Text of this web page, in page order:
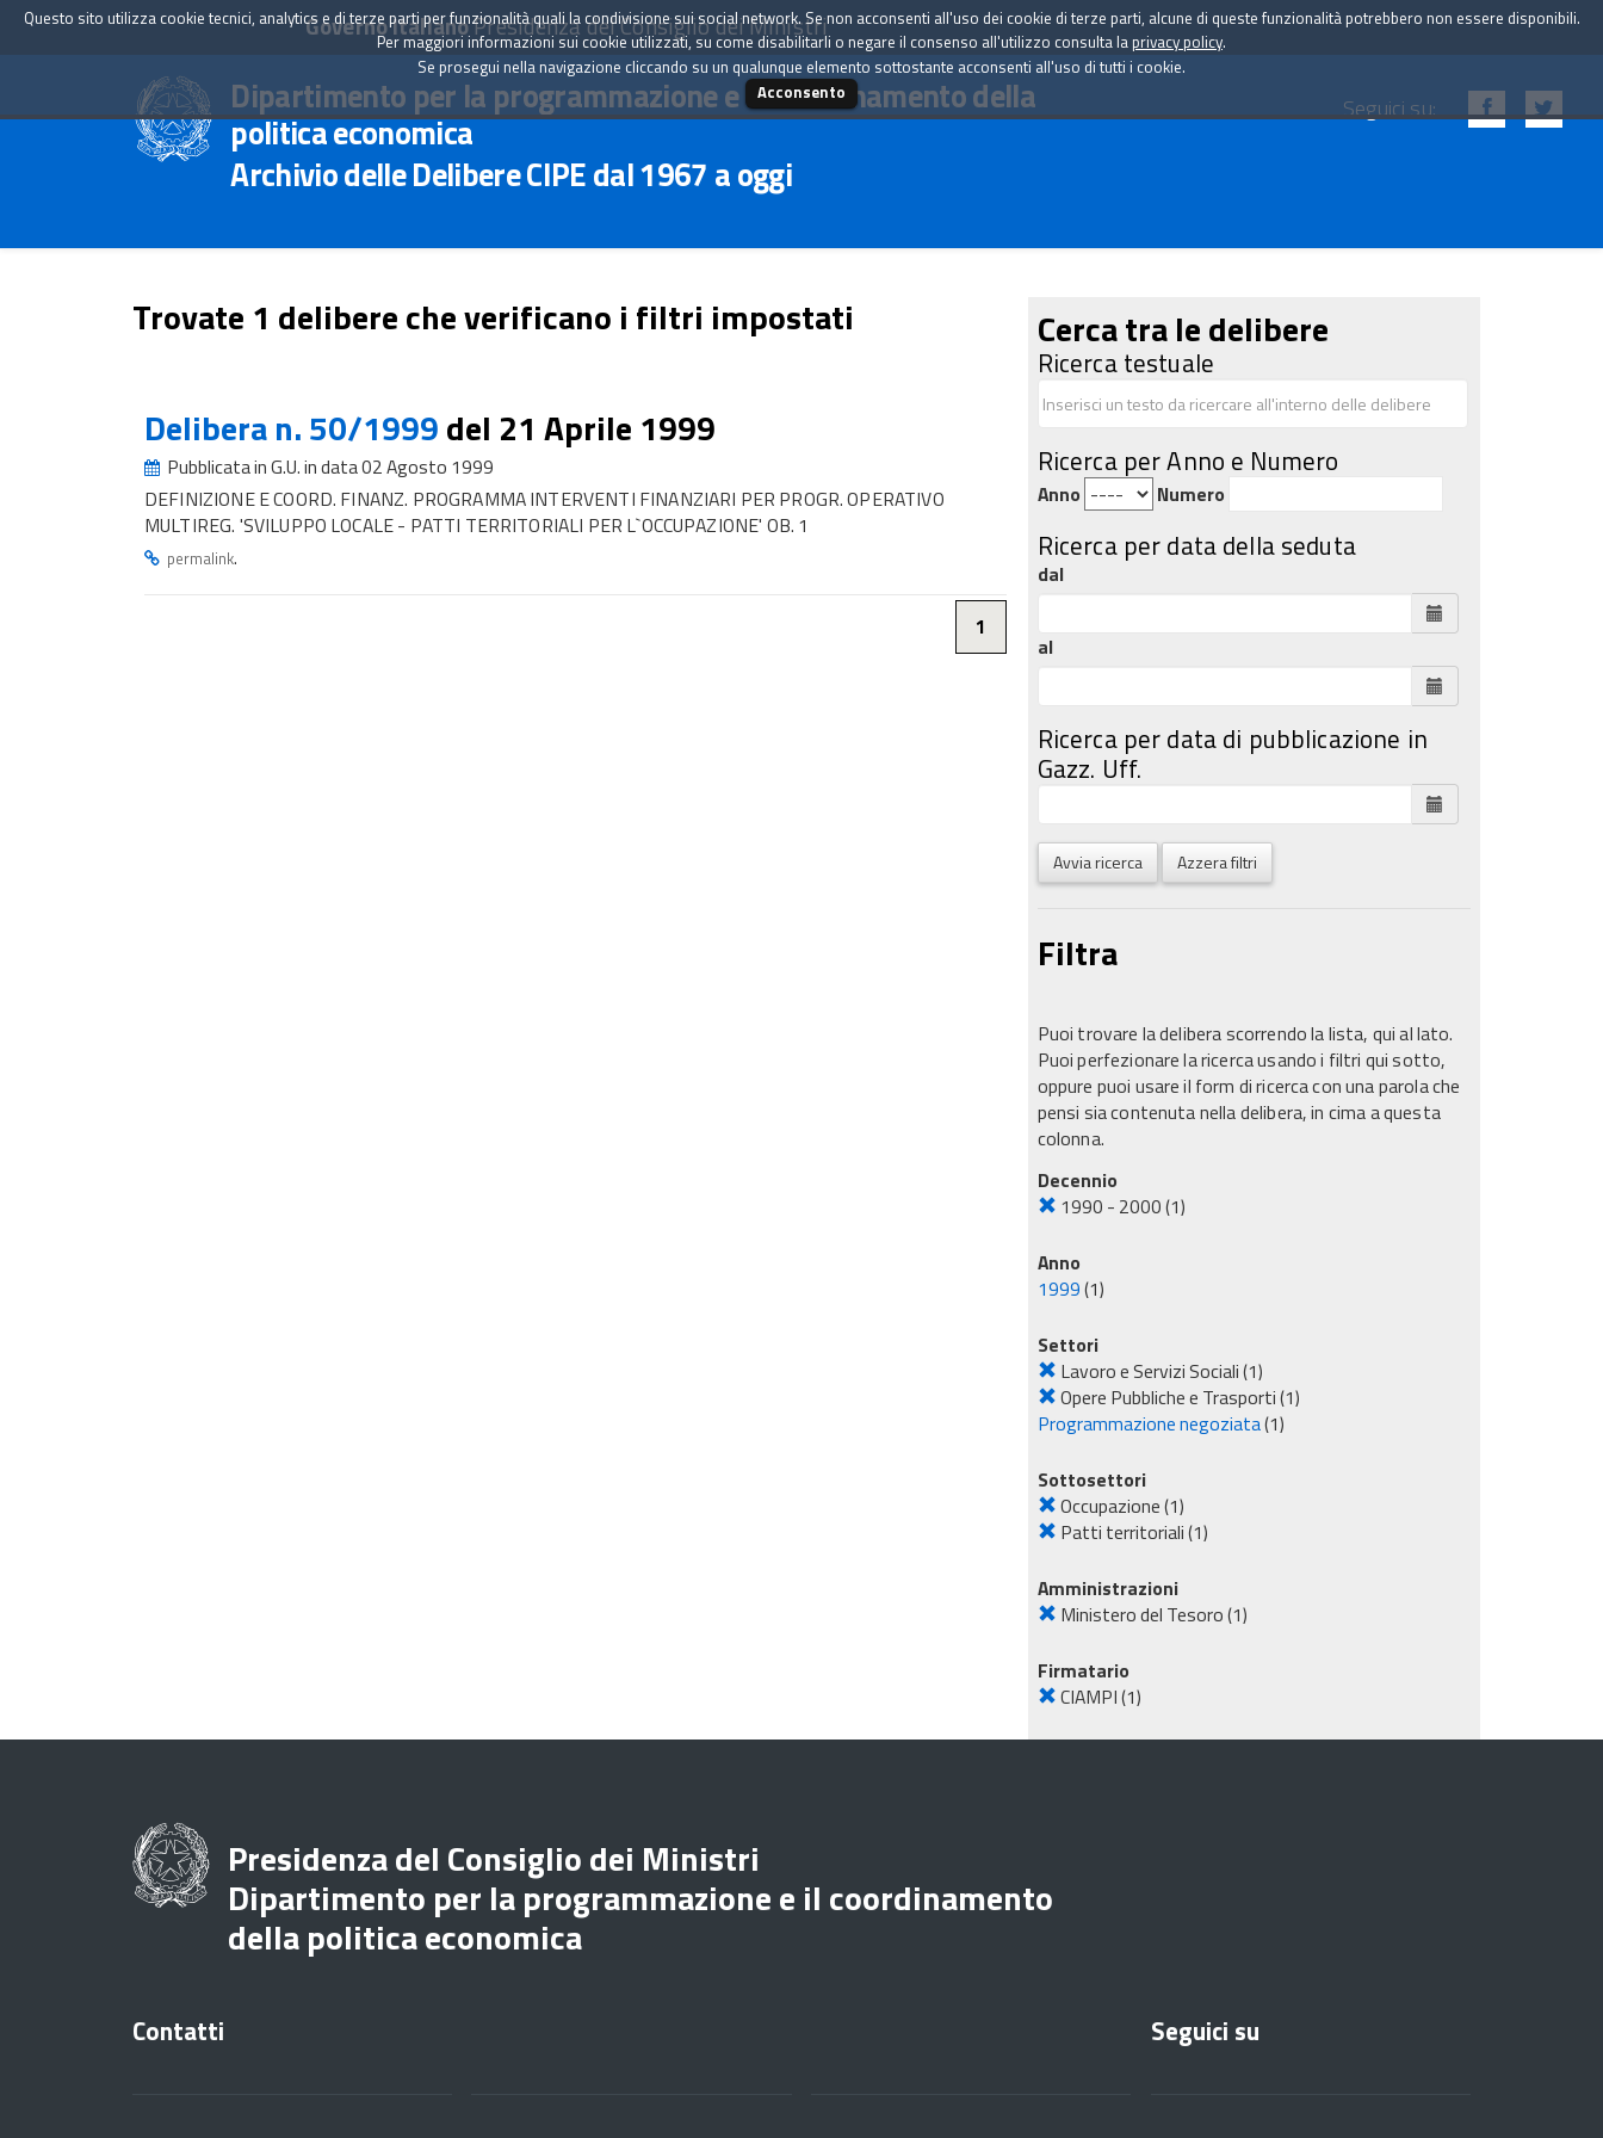
Governo ItalianoPresidenza del Consiglio dei Ministri
Dipartimento per la programmazione e il coordinamento della
politica economica
Archivio delle Delibere CIPE dal 1967 a oggi
Seguici su:
Trovate 1 delibere che verificano i filtri impostati
Delibera n. 50/1999del 21 Aprile 1999
Pubblicata in G.U. in data 02 Agosto 1999
DEFINIZIONE E COORD. FINANZ. PROGRAMMA INTERVENTI FINANZIARI PER PROGR. OPERATIVO
MULTIREG. 'SVILUPPO LOCALE - PATTI TERRITORIALI PER L`OCCUPAZIONE' OB. 1
permalink.
1
Cerca tra le delibere
Ricerca testuale
Ricerca per Anno e Numero
Anno Numero
Ricerca per data della seduta
dal
al
Ricerca per data di pubblicazione in
Gazz. Uff.
Avvia ricerca Azzera filtri
Filtra
Puoi trovare la delibera scorrendo la lista, qui al lato.
Puoi perfezionare la ricerca usando i filtri qui sotto,
oppure puoi usare il form di ricerca con una parola che
pensi sia contenuta nella delibera, in cima a questa
colonna.
Decennio
1990 - 2000(1)
Anno
1999(1)
Settori
Lavoro e Servizi Sociali(1)
Opere Pubbliche e Trasporti(1)
Programmazione negoziata(1)
Sottosettori
Occupazione(1)
Patti territoriali(1)
Amministrazioni
Ministero del Tesoro(1)
Firmatario
CIAMPI(1)
Questo sito utilizza cookie tecnici, analytics e di terze parti per funzionalità quali la condivisione sui social network. Se non acconsenti all'uso dei cookie di terze parti, alcune di queste funzionalità potrebbero non essere disponibili.
Per maggiori informazioni sui cookie utilizzati, su come disabilitarli o negare il consenso all'utilizzo consulta la privacy policy.
Se prosegui nella navigazione cliccando su un qualunque elemento sottostante acconsenti all'uso di tutti i cookie.
Acconsento
Presidenza del Consiglio dei Ministri
Dipartimento per la programmazione e il coordinamento
della politica economica
Contatti Seguici su